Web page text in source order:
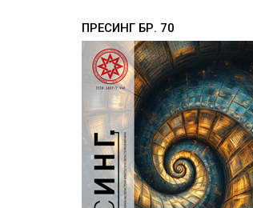
ПРЕСИНГ БР. 70